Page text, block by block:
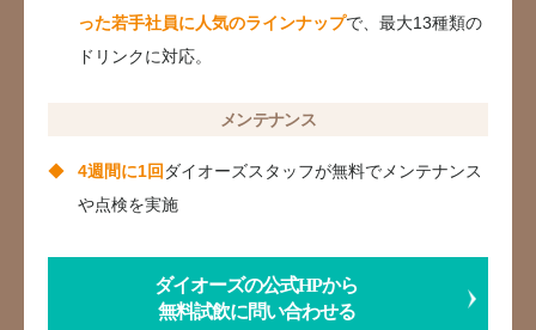
った若手社員に人気のラインナップで、最大13種類の
ドリンクに対応。
メンテナンス
4週間に1回 ダイオーズスタッフが無料でメンテナンス
や点検を実施
ダイオーズの公式HPから
無料試飲に問い合わせる